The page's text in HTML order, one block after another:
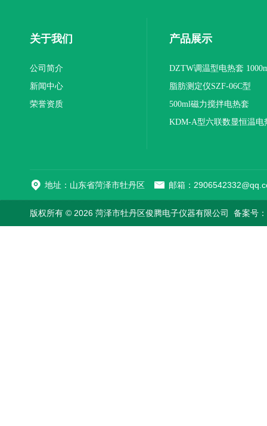
关于我们
公司简介
新闻中心
荣誉资质
产品展示
DZTW调温型电热套
联
脂肪测定仪SZF-06C型
500ml磁力搅拌电热套
KDM-A型六联数显恒温电
地址：山东省菏泽市牡丹区 邮箱：
版权所有 © 2026 菏泽市牡丹区俊腾电子仪器有限公司 备案号